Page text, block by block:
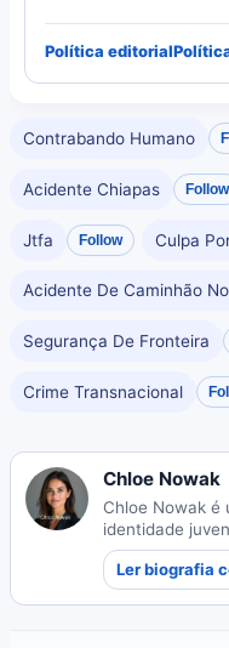
Política editorial
Contrabando Humano
Acidente Chiapas Follow
Jtfa Follow Culpa
Acidente De Caminhão
Segurança De Fronteira
Crime Transnacional
Chloe Nowak
Chloe Nowak é
identidade
captura como
moderna.
Ler biografia